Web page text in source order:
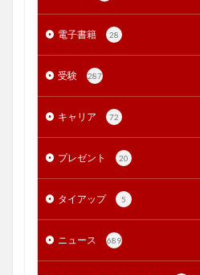
電子書籍 28
受験 287
キャリア 72
プレゼント 20
タイアップ 5
ニュース 689